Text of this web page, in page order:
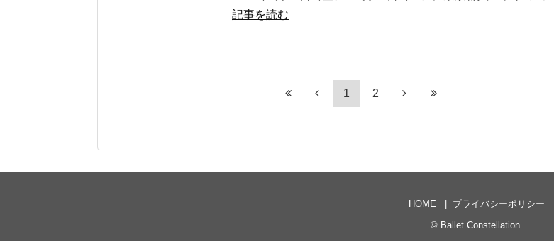
記事を読む
1 2
HOME
プライバシーポリシー
© Ballet Constellation